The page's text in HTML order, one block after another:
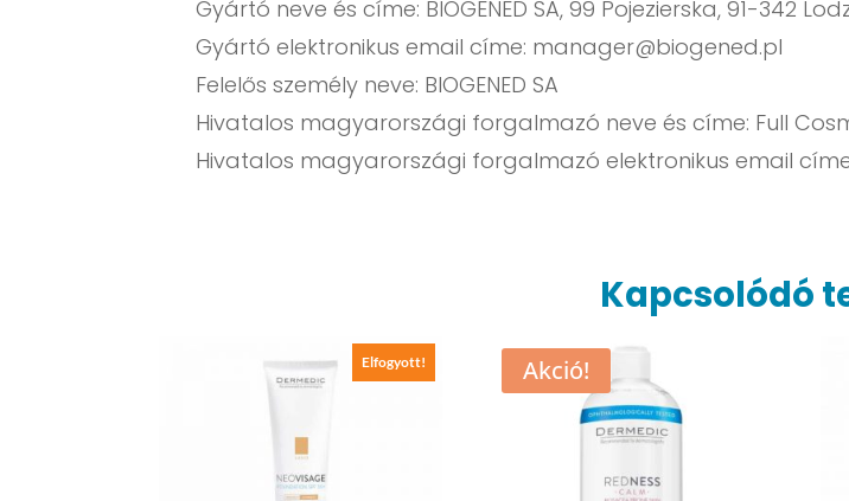
Gyártó neve és címe: BIOGENED SA, 99 Pojezierska, 91-342
Gyártó elektronikus email címe: manager@biogened.pl
Felelős személy neve: BIOGENED SA
Hivatalos magyarországi forgalmazó neve és címe: Full
Hivatalos magyarországi forgalmazó elektronikus email
Kapcsolódó
Elfogyott! Akció!